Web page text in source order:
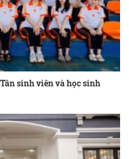
sinh viên và học sinh